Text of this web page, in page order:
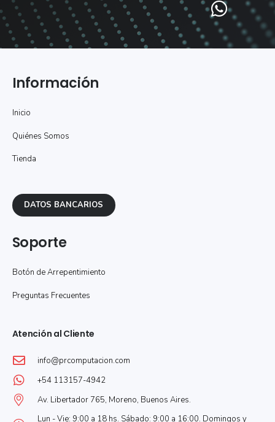
Información
Inicio
Quiénes Somos
Tienda
DATOS BANCARIOS
Soporte
Botón de Arrepentimiento
Preguntas Frecuentes
Atención al Cliente
info@prcomputacion.com
+54 113157-4942
Av. Libertador 765, Moreno, Buenos Aires.
Lun - Vie: 9:00 a 18 hs. Sábado: 9:00 a 16:00. Domingos y